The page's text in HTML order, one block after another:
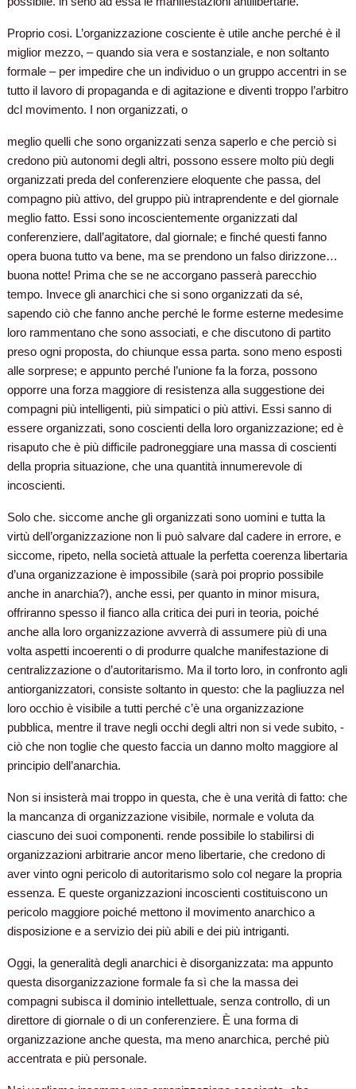
Proprio cosi. L’organizzazione cosciente è utile anche perché è il
miglior mezzo, – quando sia vera e sostanziale, e non soltanto
formale – per impedire che un individuo o un gruppo accentri in se
tutto il lavoro di propaganda e di agitazione e diventi troppo l’arbitro
dcl movimento. I non organizzati, o
meglio quelli che sono organizzati senza saperlo e che perciò si
credono più autonomi degli altri, possono essere molto più degli
organizzati preda del conferenziere eloquente che passa, del
compagno più attivo, del gruppo più intraprendente e del giornale
meglio fatto. Essi sono incoscientemente organizzati dal
conferenziere, dall’agitatore, dal giornale; e finché questi fanno
opera buona tutto va bene, ma se prendono un falso dirizzone…
buona notte! Prima che se ne accorgano passerà parecchio
tempo. Invece gli anarchici che si sono organizzati da sé,
sapendo ciò che fanno anche perché le forme esterne medesime
loro rammentano che sono associati, e che discutono di partito
preso ogni proposta, do chiunque essa parta. sono meno esposti
alle sorprese; e appunto perché l’unione fa la forza, possono
opporre una forza maggiore di resistenza alla suggestione dei
compagni più intelligenti, più simpatici o più attivi. Essi sanno di
essere organizzati, sono coscienti della loro organizzazione; ed è
risaputo che è più difficile padroneggiare una massa di coscienti
della propria situazione, che una quantità innumerevole di
incoscienti.
Solo che. siccome anche gli organizzati sono uomini e tutta la
virtù dell’organizzazione non li può salvare dal cadere in errore, e
siccome, ripeto, nella società attuale la perfetta coerenza libertaria
d’una organizzazione è impossibile (sarà poi proprio possibile
anche in anarchia?), anche essi, per quanto in minor misura,
offriranno spesso il fianco alla critica dei puri in teoria, poiché
anche alla loro organizzazione avverrà di assumere più di una
volta aspetti incoerenti o di produrre qualche manifestazione di
centralizzazione o d’autoritarismo. Ma il torto loro, in confronto agli
antiorganizzatori, consiste soltanto in questo: che la pagliuzza nel
loro occhio è visibile a tutti perché c’è una organizzazione
pubblica, mentre il trave negli occhi degli altri non si vede subito, -
ciò che non toglie che questo faccia un danno molto maggiore al
principio dell’anarchia.
Non si insisterà mai troppo in questa, che è una verità di fatto: che
la mancanza di organizzazione visibile, normale e voluta da
ciascuno dei suoi componenti. rende possibile lo stabilirsi di
organizzazioni arbitrarie ancor meno libertarie, che credono di
aver vinto ogni pericolo di autoritarismo solo col negare la propria
essenza. E queste organizzazioni incoscienti costituiscono un
pericolo maggiore poiché mettono il movimento anarchico a
disposizione e a servizio dei più abili e dei più intriganti.
Oggi, la generalità degli anarchici è disorganizzata: ma appunto
questa disorganizzazione formale fa sì che la massa dei
compagni subisca il dominio intellettuale, senza controllo, di un
direttore di giornale o di un conferenziere. È una forma di
organizzazione anche questa, ma meno anarchica, perché più
accentrata e più personale.